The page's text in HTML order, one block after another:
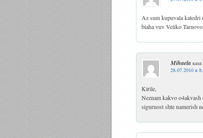
Az sum kupuvala
biaha vuv Veliko
Mihaela каза:
28.07.2010 в
Kirile,
Neznam kakvo
sigurnost shte namerish